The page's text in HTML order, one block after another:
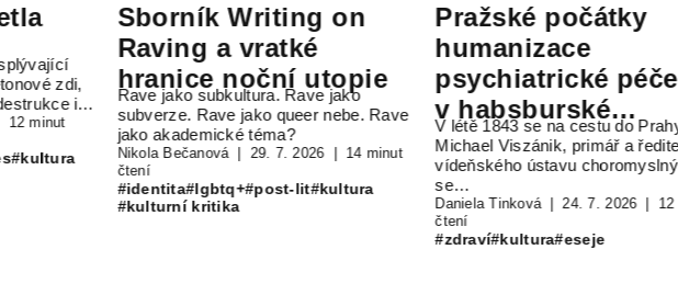
i…
Sborník Writing on
Raving a vratké
hranice noční utopie
Rave jako subkultura. Rave jako
subverze. Rave jako queer nebe. Rave
jako akademické téma?
Nikola Bečanová 29. 7. 2026
14 minut
#lgbtq+#post-lit#kultura
#kulturní kritika
Pražské počátky
humanizace
psychiatrické péče
v habsburské
monarchii
V létě 1843 se na cestu do Prahy vydal
Michael Viszánik, primář a ředitel
vídeňského ústavu choromyslných, jak
se…
Daniela Tinková 24. 7. 2026
12 minut
#kultura#eseje